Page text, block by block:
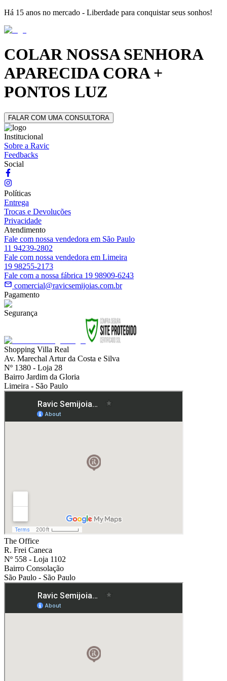
Há 15 anos no mercado - Liberdade para conquistar seus sonhos!
COLAR NOSSA SENHORA
APARECIDA CORA +
PONTOS LUZ
FALAR COM UMA CONSULTORA
Institucional
Sobre a Ravic
Feedbacks
Social
Políticas
Entrega
Trocas e Devoluções
Privacidade
Atendimento
Fale com nossa vendedora em São Paulo
11 94239-2802
Fale com nossa vendedora em Limeira
19 98255-2173
Fale com a nossa fábrica 19 98909-6243
comercial@ravicsemijoias.com.br
Pagamento
Segurança
Shopping Villa Real
Av. Marechal Artur da Costa e Silva
Nº 1380 - Loja 28
Bairro Jardim da Gloria
Limeira - São Paulo
The Office
R. Frei Caneca
Nº 558 - Loja 1102
Bairro Consolação
São Paulo - São Paulo